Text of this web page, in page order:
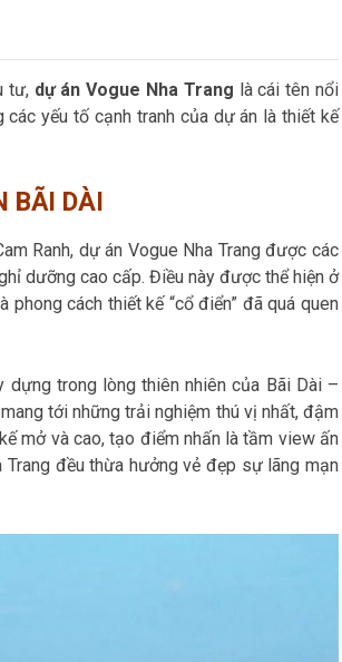
tư, dự án Vogue Nha Trang là cái tên nổi
yếu tố cạnh tranh của dự án là thiết kế
BÃI DÀI
Ranh, dự án Vogue Nha Trang được các
dưỡng cao cấp. Điều này được thể hiện ở
cách thiết kế “cổ điển” đã quá quen
trong lòng thiên nhiên của Bãi Dài –
tới những trải nghiệm thú vị nhất, đậm
mở và cao, tạo điểm nhấn là tầm view ấn
đều thừa hưởng vẻ đẹp sự lãng mạn